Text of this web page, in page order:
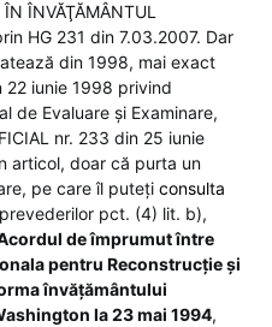
ÎNVĂŢĂMÂNTUL
HG 231 din 7.03.2007. Dar
din 1998, mai exact
22 iunie 1998 privind
de Evaluare și Examinare,
nr. 233 din 25 iunie
articol, doar că purta un
pe care îl puteți consulta
pct. (4) lit. b),
de împrumut între
pentru Reconstrucție și
învățământului
la 23 mai 1994,